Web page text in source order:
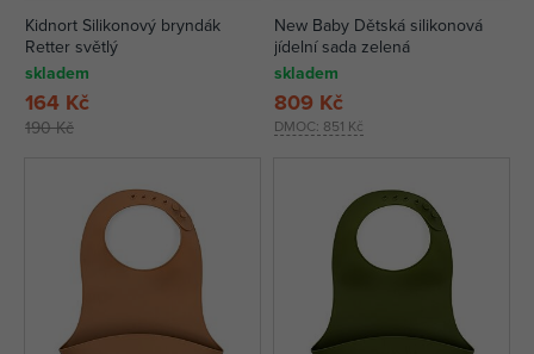
Kidnort Silikonový bryndák
Retter světlý
skladem
190 Kč
164 Kč
New Baby Dětská silikonová
jídelní sada zelená
skladem
DMOC: 851 Kč
809 Kč